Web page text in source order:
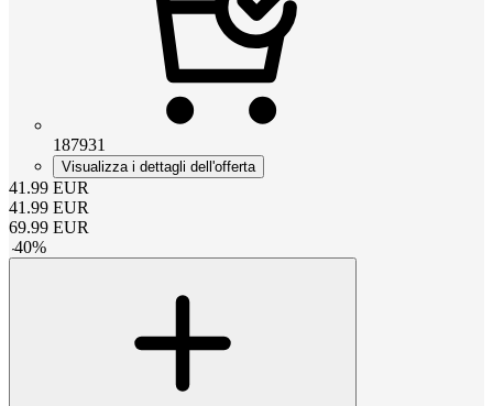
187931
Visualizza i dettagli dell'offerta
41.99 EUR
41.99 EUR
69.99 EUR
-40%